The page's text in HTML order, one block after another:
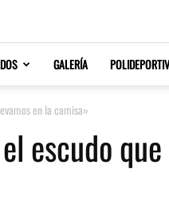
GALERÍA
en la camisa»
escudo que